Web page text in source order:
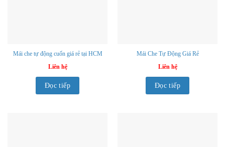
Mái che tự động cuốn giá rẻ tại HCM
Liên hệ
Đọc tiếp
Mái Che Tự Động Giá Rẻ
Liên hệ
Đọc tiếp